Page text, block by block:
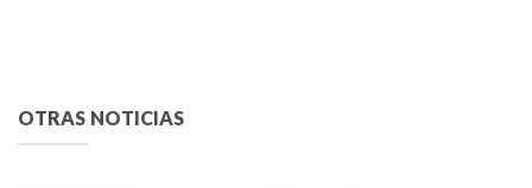
OTRAS NOTICIAS